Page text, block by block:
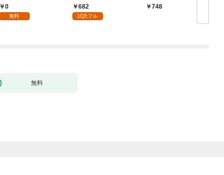
り！？(1)
0
無料
682
試読フル
づくりを（コミック）
748
無料